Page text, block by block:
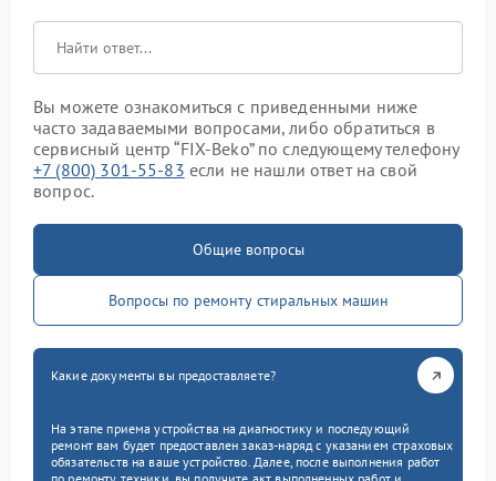
Вы можете ознакомиться с приведенными ниже
часто задаваемыми вопросами, либо обратиться в
сервисный центр “FIX-Beko” по следующему телефону
+7 (800) 301-55-83 если не нашли ответ на свой
вопрос.
Общие вопросы
Вопросы по ремонту стиральных машин
Какие документы вы предоставляете?
На этапе приема устройства на диагностику и последующий
ремонт вам будет предоставлен заказ-наряд с указанием страховых
обязательств на ваше устройство. Далее, после выполнения работ